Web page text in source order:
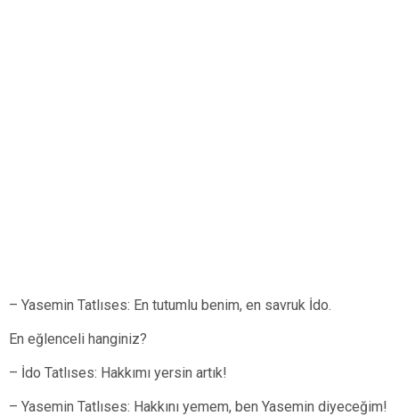
– Yasemin Tatlıses: En tutumlu benim, en savruk İdo.
En eğlenceli hanginiz?
– İdo Tatlıses: Hakkımı yersin artık!
– Yasemin Tatlıses: Hakkını yemem, ben Yasemin diyeceğim!